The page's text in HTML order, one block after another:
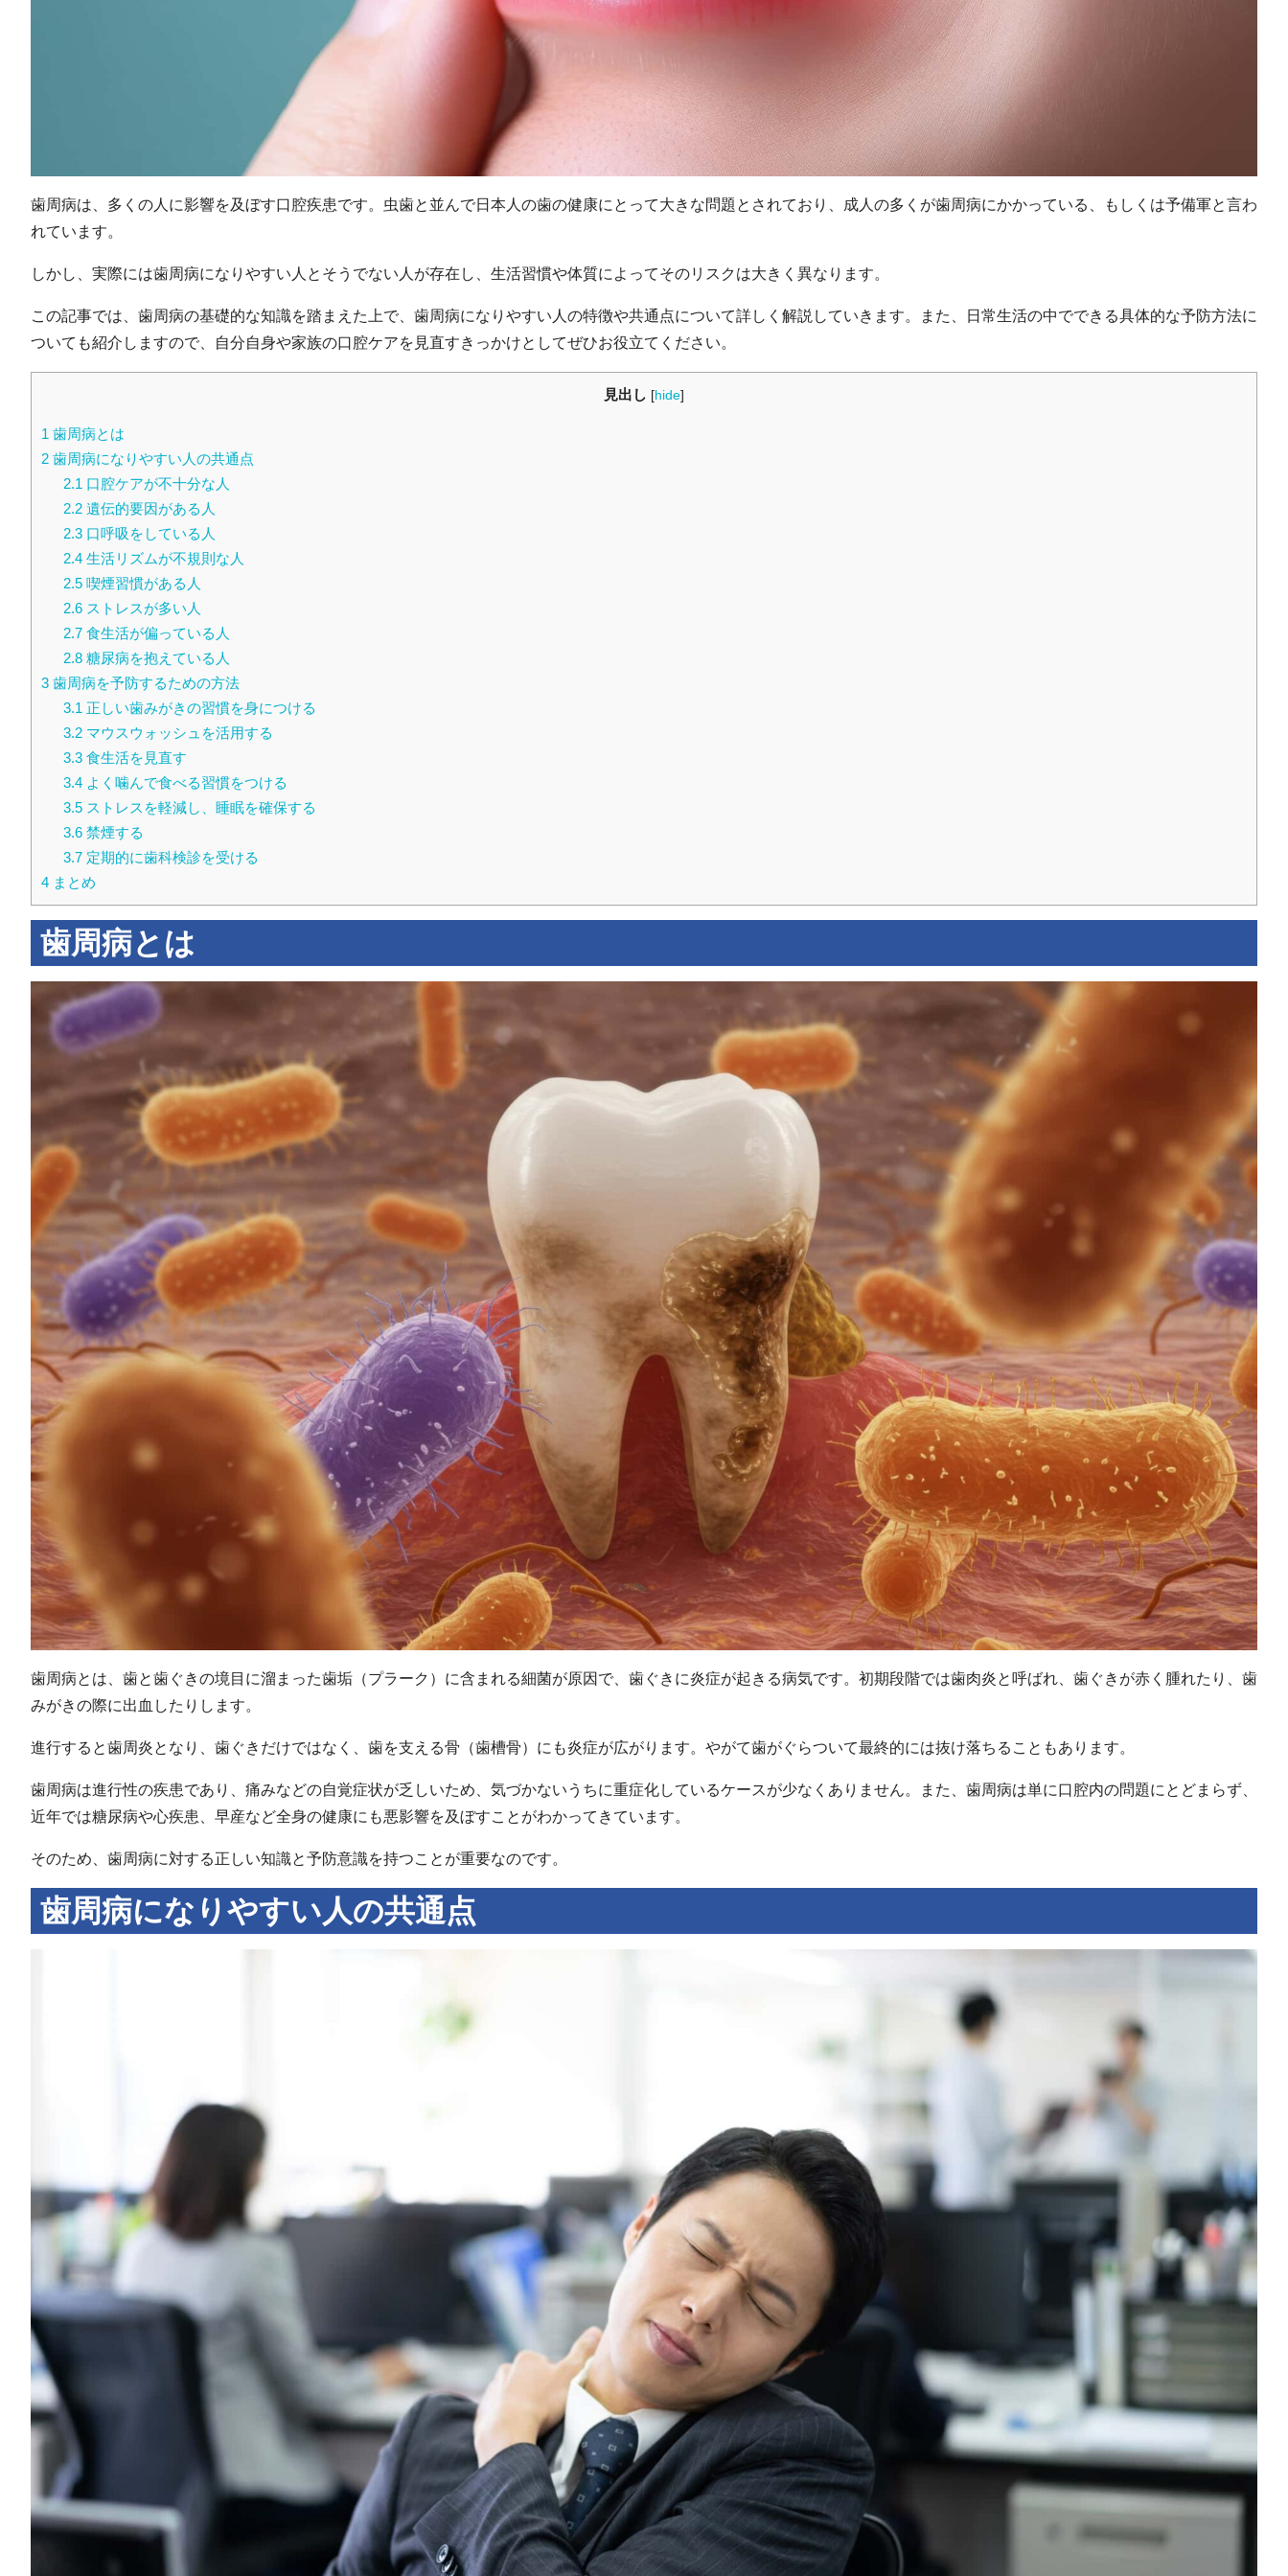
歯周病は、多くの人に影響を及ぼす口腔疾患です。虫歯と並んで日本人の歯の健康にとって大きな問題とされており、成人の多くが歯周病にかかっている、もしくは予備軍と言わ
れています。
しかし、実際には歯周病になりやすい人とそうでない人が存在し、生活習慣や体質によってそのリスクは大きく異なります。
この記事では、歯周病の基礎的な知識を踏まえた上で、歯周病になりやすい人の特徴や共通点について詳しく解説していきます。また、日常生活の中でできる具体的な予防方法に
ついても紹介しますので、自分自身や家族の口腔ケアを見直すきっかけとしてぜひお役立てください。
見出し [hide]
1 歯周病とは
2 歯周病になりやすい人の共通点
2.1 口腔ケアが不十分な人
2.2遺伝的要因がある人
2.3口呼吸をしている人
2.4生活リズムが不規則な人
2.5喫煙習慣がある人
2.6ストレスが多い人
2.7食生活が偏っている人
2.8糖尿病を抱えている人
3 歯周病を予防するための方法
3.1 正しい歯みがきの習慣を身につける
3.2マウスウォッシュを活用する
3.3食生活を見直す
3.4よく噛んで食べる習慣をつける
3.5ストレスを軽減し、睡眠を確保する
3.6禁煙する
3.7定期的に歯科検診を受ける
4 まとめ
歯周病とは
歯周病とは、歯と歯ぐきの境目に溜まった歯垢（プラーク）に含まれる細菌が原因で、歯ぐきに炎症が起きる病気です。初期段階では歯肉炎と呼ばれ、歯ぐきが赤く腫れたり、歯
みがきの際に出血したりします。
進行すると歯周炎となり、歯ぐきだけではなく、歯を支える骨（歯槽骨）にも炎症が広がります。やがて歯がぐらついて最終的には抜け落ちることもあります。
歯周病は進行性の疾患であり、痛みなどの自覚症状が乏しいため、気づかないうちに重症化しているケースが少なくありません。また、歯周病は単に口腔内の問題にとどまらず、
近年では糖尿病や心疾患、早産など全身の健康にも悪影響を及ぼすことがわかってきています。
そのため、歯周病に対する正しい知識と予防意識を持つことが重要なのです。
歯周病になりやすい人の共通点